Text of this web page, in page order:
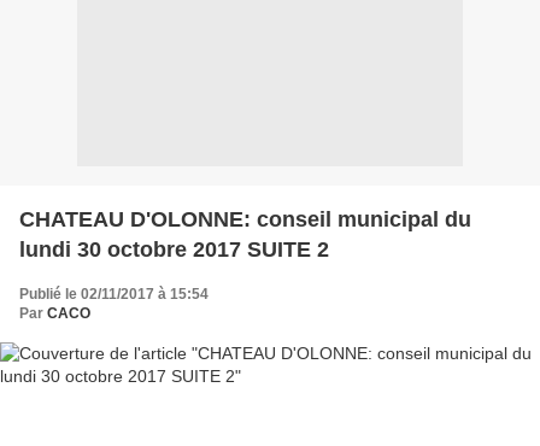
CHATEAU D'OLONNE: conseil municipal du
lundi 30 octobre 2017 SUITE 2
Publié le 02/11/2017 à 15:54
Par CACO